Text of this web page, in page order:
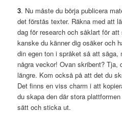
3. Nu måste du börja publicera
det förstås texter. Räkna med att
dag för research och såklart för
kanske du känner dig osäker och
din egen ton i språket så att säga,
några veckor! Ovan skribent? Tja,
längre. Kom också på att det du
Det finns en viss charm i att
du skapa den där stora
sätt och sticka ut.